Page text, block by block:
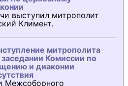
выступил митрополит
Климент.
митрополита
Комиссии по
и диаконии
Межсоборного